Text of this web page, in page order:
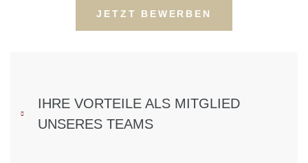
JETZT BEWERBEN
IHRE VORTEILE ALS MITGLIED
UNSERES TEAMS​